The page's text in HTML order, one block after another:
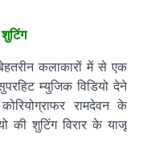
कलाकारों में से एक
म्युजिक विडियो देने
रामदेवन के
की शुटिंग विरार के याजू